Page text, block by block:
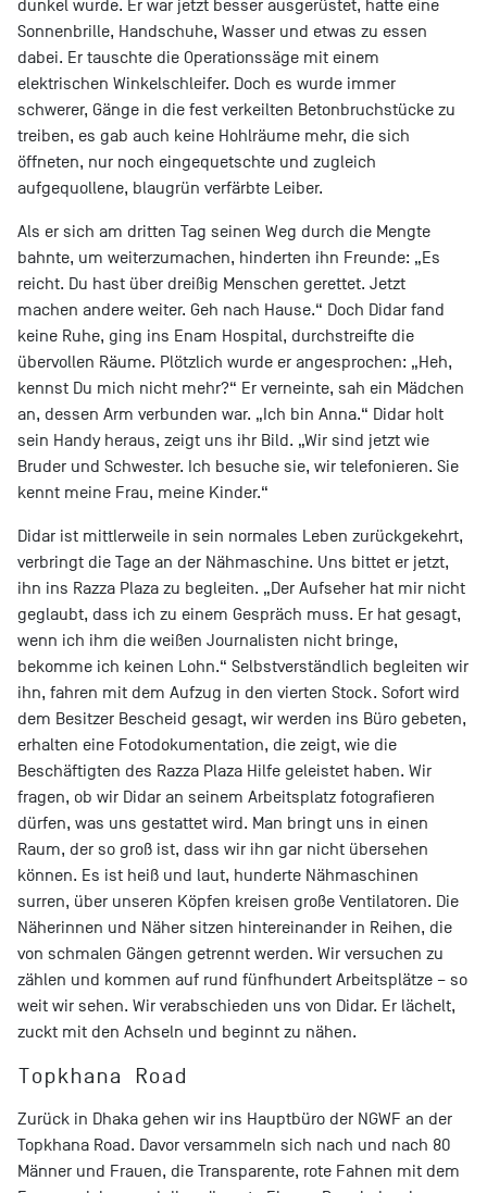
dunkel wurde. Er war jetzt besser ausgerüstet, hatte eine
Sonnenbrille, Handschuhe, Wasser und etwas zu essen
dabei. Er tauschte die Operationssäge mit einem
elektrischen Winkelschleifer. Doch es wurde immer
schwerer, Gänge in die fest verkeilten Betonbruchstücke zu
treiben, es gab auch keine Hohlräume mehr, die sich
öffneten, nur noch eingequetschte und zugleich
aufgequollene, blaugrün verfärbte Leiber.
Als er sich am dritten Tag seinen Weg durch die Mengte
bahnte, um weiterzumachen, hinderten ihn Freunde: „Es
reicht. Du hast über dreißig Menschen gerettet. Jetzt
machen andere weiter. Geh nach Hause.“ Doch Didar fand
keine Ruhe, ging ins Enam Hospital, durchstreifte die
übervollen Räume. Plötzlich wurde er angesprochen: „Heh,
kennst Du mich nicht mehr?“ Er verneinte, sah ein Mädchen
an, dessen Arm verbunden war. „Ich bin Anna.“ Didar holt
sein Handy heraus, zeigt uns ihr Bild. „Wir sind jetzt wie
Bruder und Schwester. Ich besuche sie, wir telefonieren. Sie
kennt meine Frau, meine Kinder.“
Didar ist mittlerweile in sein normales Leben zurückgekehrt,
verbringt die Tage an der Nähmaschine. Uns bittet er jetzt,
ihn ins Razza Plaza zu begleiten. „Der Aufseher hat mir nicht
geglaubt, dass ich zu einem Gespräch muss. Er hat gesagt,
wenn ich ihm die weißen Journalisten nicht bringe,
bekomme ich keinen Lohn.“ Selbstverständlich begleiten wir
ihn, fahren mit dem Aufzug in den vierten Stock. Sofort wird
dem Besitzer Bescheid gesagt, wir werden ins Büro gebeten,
erhalten eine Fotodokumentation, die zeigt, wie die
Beschäftigten des Razza Plaza Hilfe geleistet haben. Wir
fragen, ob wir Didar an seinem Arbeitsplatz fotografieren
dürfen, was uns gestattet wird. Man bringt uns in einen
Raum, der so groß ist, dass wir ihn gar nicht übersehen
können. Es ist heiß und laut, hunderte Nähmaschinen
surren, über unseren Köpfen kreisen große Ventilatoren. Die
Näherinnen und Näher sitzen hintereinander in Reihen, die
von schmalen Gängen getrennt werden. Wir versuchen zu
zählen und kommen auf rund fünfhundert Arbeitsplätze – so
weit wir sehen. Wir verabschieden uns von Didar. Er lächelt,
zuckt mit den Achseln und beginnt zu nähen.
Topkhana Road
Zurück in Dhaka gehen wir ins Hauptbüro der NGWF an der
Topkhana Road. Davor versammeln sich nach und nach 80
Männer und Frauen, die Transparente, rote Fahnen mit dem